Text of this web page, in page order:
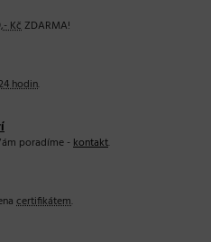
KčZDARMA!
hodin.
poradíme -kontakt.
certifikátem.